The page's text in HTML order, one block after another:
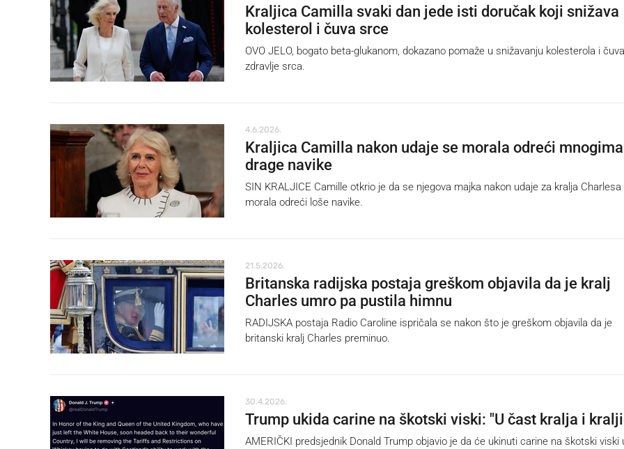
Kraljica Camilla svaki dan jede isti doručak koji snižava
kolesterol i čuva srce
OVO JELO, bogato beta-glukanom, dokazano pomaže u snižavanju kolesterola i čuva
zdravlje srca.
4.6.2026.
Kraljica Camilla nakon udaje se morala odreći mnogima
drage navike
SIN KRALJICE Camille otkrio je da se njegova majka nakon udaje za kralja Charlesa
morala odreći loše navike.
21.5.2026.
Britanska radijska postaja greškom objavila da je kralj
Charles umro pa pustila himnu
RADIJSKA postaja Radio Caroline ispričala se nakon što je greškom objavila da je
britanski kralj Charles preminuo.
30.4.2026.
Trump ukida carine na škotski viski: "U čast kralja i
AMERIČKI predsjednik Donald Trump objavio je da će ukinuti carine na škotski viski